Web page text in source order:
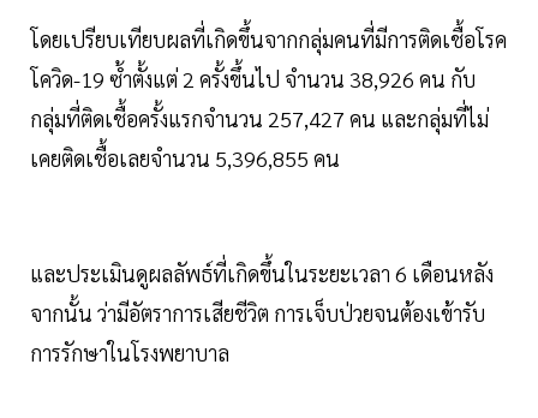
โดยเปรียบเทียบผลที่เกิดขึ้นจากกลุ่มคนที่มีการติดเชื้อโรค
โควิด-19 ซ้ำตั้งแต่ 2 ครั้งขึ้นไป จำนวน 38,926 คน กับ
กลุ่มที่ติดเชื้อครั้งแรกจำนวน 257,427 คน และกลุ่มที่ไม่
เคยติดเชื้อเลยจำนวน 5,396,855 คน
และประเมินดูผลลัพธ์ที่เกิดขึ้นในระยะเวลา 6 เดือนหลัง
จากนั้น ว่ามีอัตราการเสียชีวิต การเจ็บป่วยจนต้องเข้ารับ
การรักษาในโรงพยาบาล